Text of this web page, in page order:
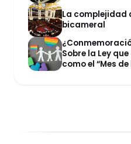
La complejidad
bicameral
Sobre la Ley
como el “Mes